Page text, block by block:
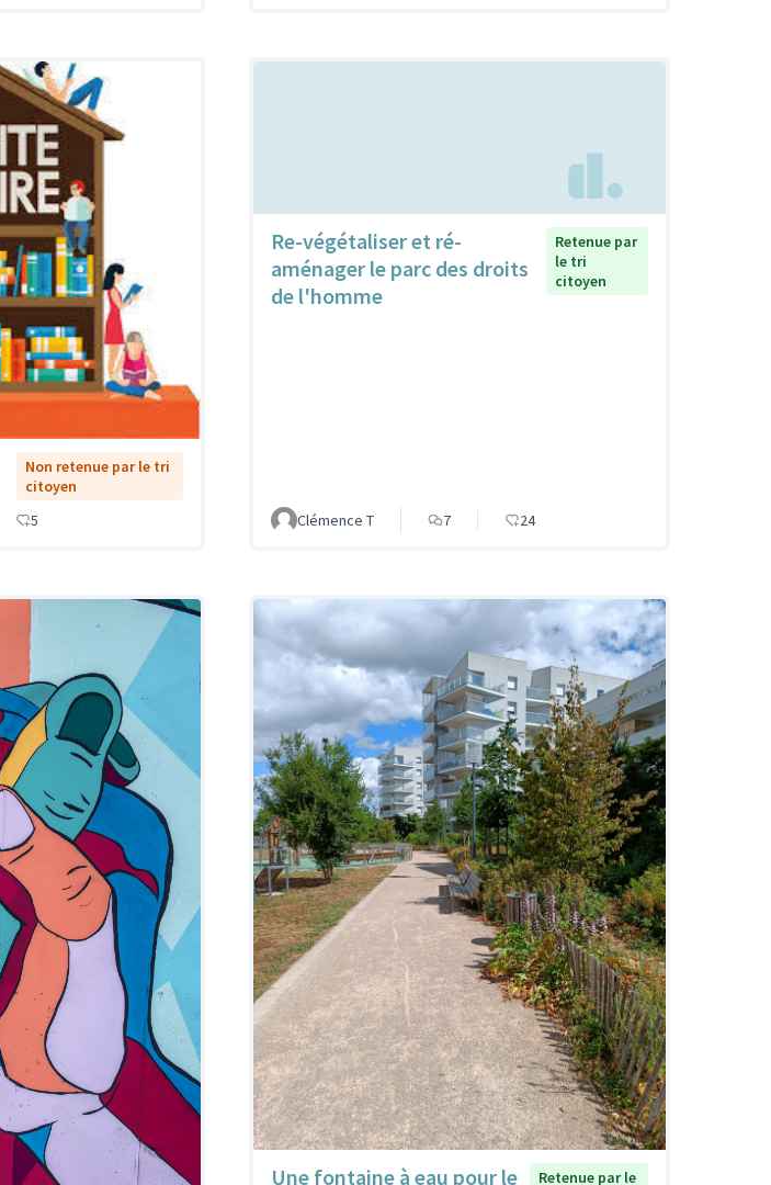
Non retenue par le tri
citoyen
5
Re-végétaliser et ré-
aménager le parc des droits
de l'homme
Retenue par
le tri
citoyen
Clémence T 7 24
Une fontaine à eau pour le Retenue par le